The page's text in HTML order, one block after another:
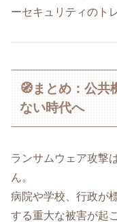
ーセキュリティのト
🧭まとめ：公共
ない時代へ
ランサムウェア攻撃
ん。
病院や学校、行政が
する重大な被害が起